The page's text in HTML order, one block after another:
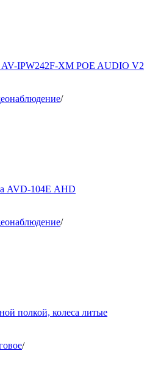
IPW242F-XM POE AUDIO V2
/
AVD-104E АНD
/
полкой, колеса литые
/